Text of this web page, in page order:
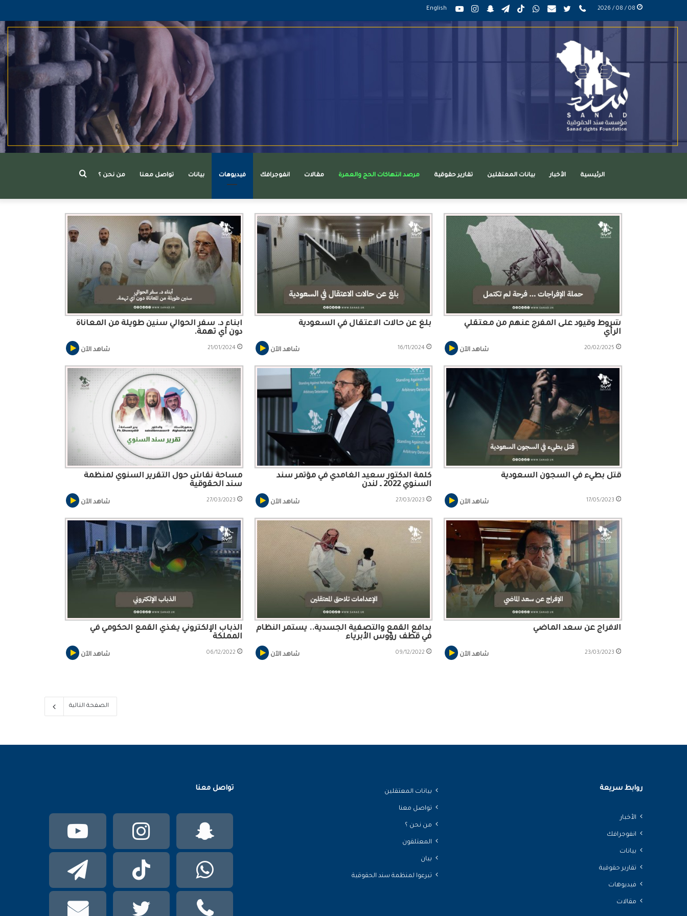
يوتيوب
انستقرام سناب
تشات
تيلقرامTikTokواتساب mail تويتر
عربي
phone
English
الرئيسية الأخبار بيانات المعتقلين تقارير حقوقية مرصد انتهاكات الحج والعمرة مقالات انفوجرافك فيديوهات بيانات تواصل معنا من نحن ؟
عن
20/02/2025
شروط وقيود على المفرج عنهم من معتقلي
الرأي
شاهد الآن 16/11/2024
بلغ عن حالات الاعتقال في السعودية
شاهد الآن 21/01/2024
أبناء د. سفر الحوالي سنين طويلة من المعاناة
دون أي تهمة.
شاهد الآن
17/05/2023
قتل بطيء في السجون السعودية
شاهد الآن 27/03/2023
كلمة الدكتور سعيد الغامدي في مؤتمر سند
السنوي 2022 ـ لندن
شاهد الآن 27/03/2023
مساحة نقاش حول التقرير السنوي لمنظمة
سند الحقوقية
شاهد الآن
23/03/2023
الافراج عن سعد الماضي
شاهد الآن 09/12/2022
بدافع القمع والتصفية الجسدية.. يستمر النظام
في قطف رؤوس الأبرياء
شاهد الآن 06/12/2022
الذباب الإلكتروني يغذي القمع الحكومي في
المملكة
شاهد الآن
الصفحة التالية
روابط سريعة
الأخبار
انفوجرافك
بيانات
تقارير حقوقية
فيديوهات
مقالات
بيانات المعتقلين
تواصل معنا
من نحن ؟
المعتلقون
بيان
تبرعوا لمنظمة سند الحقوقية
تواصل معنا
يوتيوبانستقرام سناب
تشات
تيلقرام TikTok واتساب
mail
phone